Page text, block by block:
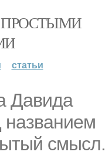
ПРОСТЫМИ
статьи
Давида
смысл.